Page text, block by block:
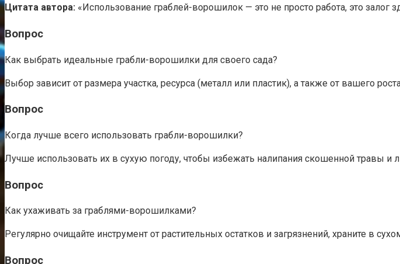
Цитата автора: «Использование граблей-ворошилок — это не просто работа, это
Вопрос
Как выбрать идеальные грабли-ворошилки для своего сада?
Выбор зависит от размера участка, ресурса (металл или пластик), а также от вашего
Вопрос
Когда лучше всего использовать грабли-ворошилки?
Лучше использовать их в сухую погоду, чтобы избежать налипания скошенной травы и
Вопрос
Как ухаживать за граблями-ворошилками?
Регулярно очищайте инструмент от растительных остатков и загрязнений, храните в
Вопрос